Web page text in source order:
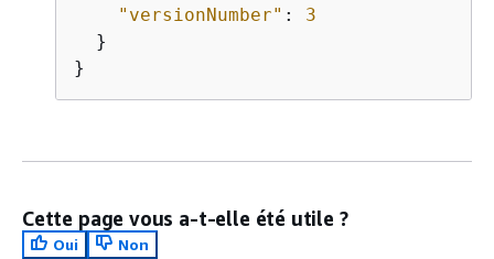
"versionNumber" : 3
  }
}
Cette page vous a-t-elle été utile ?
Oui
Non